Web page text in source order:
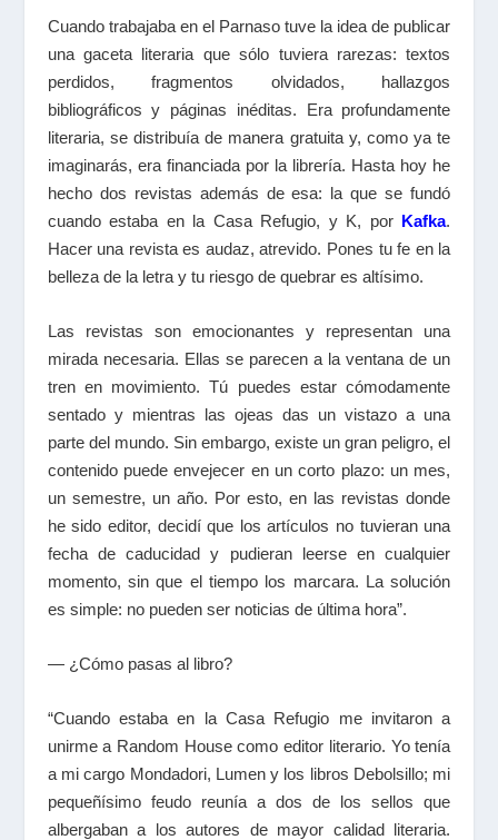
Cuando trabajaba en el Parnaso tuve la idea de publicar
una gaceta literaria que sólo tuviera rarezas: textos
perdidos, fragmentos olvidados, hallazgos
bibliográficos y páginas inéditas. Era profundamente
literaria, se distribuía de manera gratuita y, como ya te
imaginarás, era financiada por la librería. Hasta hoy he
hecho dos revistas además de esa: la que se fundó
cuando estaba en la Casa Refugio, y K, por Kafka.
Hacer una revista es audaz, atrevido. Pones tu fe en la
belleza de la letra y tu riesgo de quebrar es altísimo.
Las revistas son emocionantes y representan una
mirada necesaria. Ellas se parecen a la ventana de un
tren en movimiento. Tú puedes estar cómodamente
sentado y mientras las ojeas das un vistazo a una
parte del mundo. Sin embargo, existe un gran peligro, el
contenido puede envejecer en un corto plazo: un mes,
un semestre, un año. Por esto, en las revistas donde
he sido editor, decidí que los artículos no tuvieran una
fecha de caducidad y pudieran leerse en cualquier
momento, sin que el tiempo los marcara. La solución
es simple: no pueden ser noticias de última hora”.
— ¿Cómo pasas al libro?
“Cuando estaba en la Casa Refugio me invitaron a
unirme a Random House como editor literario. Yo tenía
a mi cargo Mondadori, Lumen y los libros Debolsillo; mi
pequeñísimo feudo reunía a dos de los sellos que
albergaban a los autores de mayor calidad literaria.